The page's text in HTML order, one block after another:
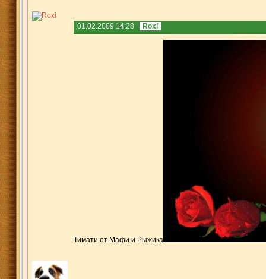
01.02.2009 14:28 Roxi
Тимати от Мафи и Рыжика